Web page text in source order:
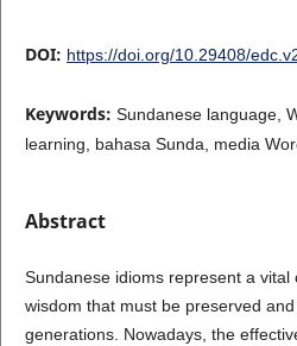
DOI: https://doi.org/10.29408/
Keywords: Sundanese language,
learning, bahasa Sunda, media
Abstract
Sundanese idioms represent a
wisdom that must be preserved
generations. Nowadays, the